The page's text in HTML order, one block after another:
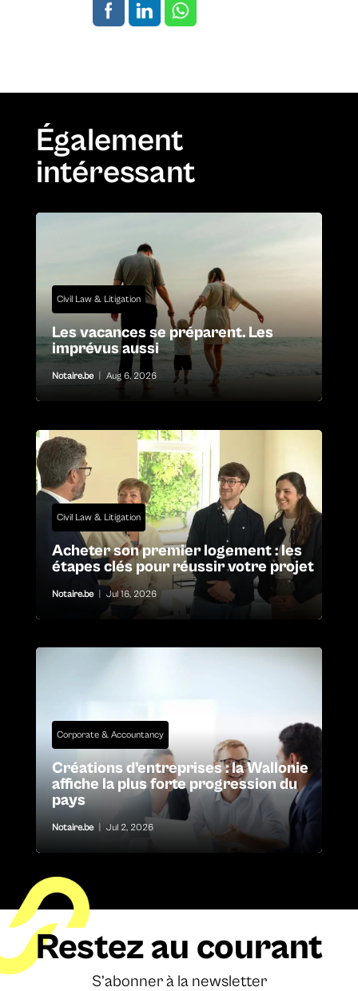
Également
intéressant
Civil Law & Litigation
Les vacances se préparent. Les
imprévus aussi
Notaire.be Aug 6, 2026
Civil Law & Litigation
Acheter son premier logement : les
étapes clés pour réussir votre projet
Notaire.be Jul 16, 2026
Corporate & Accountancy
Créations d’entreprises : la Wallonie
affiche la plus forte progression du
pays
Notaire.be Jul 2, 2026
Restez au courant
S’abonner à la newsletter